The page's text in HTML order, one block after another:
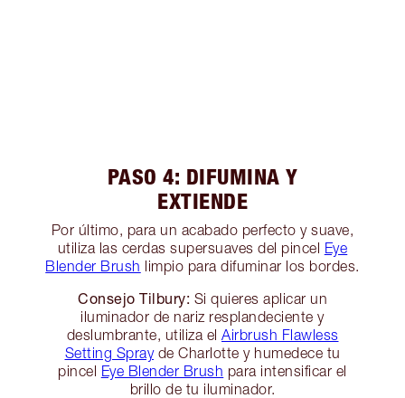
PASO 4: DIFUMINA Y
EXTIENDE
Por último, para un acabado perfecto y suave,
utiliza las cerdas supersuaves del pincel Eye
Blender Brush limpio para difuminar los bordes.
Consejo Tilbury: Si quieres aplicar un
iluminador de nariz resplandeciente y
deslumbrante, utiliza el Airbrush Flawless
Setting Sprayde Charlotte y humedece tu
pincel Eye Blender Brush para intensificar el
brillo de tu iluminador.